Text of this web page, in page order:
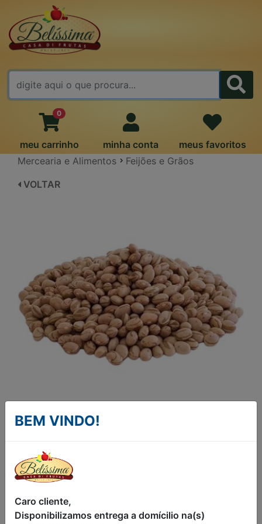
FALE CONOSCO
0
meu carrinho minha conta
meus favoritos
Mercearia e Alimentos
Feijões e Grãos
VOLTAR
FEIJÃO CARIOCA KG
R$14,90
BEM VINDO!
Caro cliente,
Disponibilizamos entrega a domícilio na(s)